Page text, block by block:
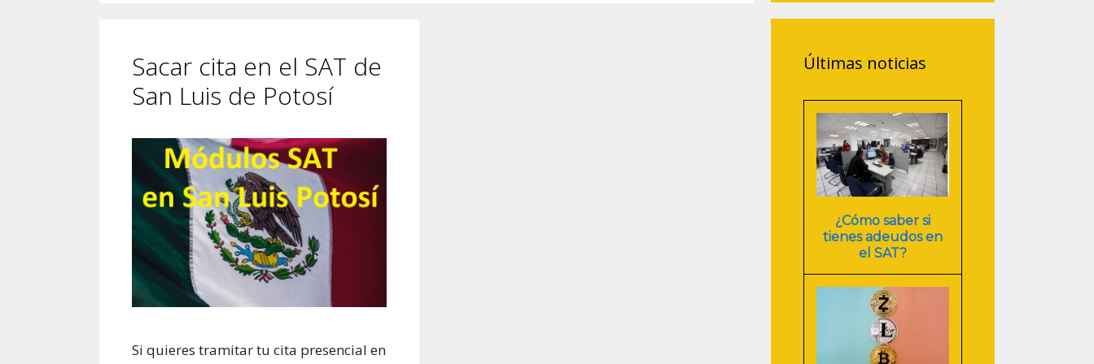
Sacar cita en el SAT de
San Luis de Potosí
Si quieres tramitar tu cita presencial en
Últimas noticias
¿Cómo saber si
tienes adeudos en
el SAT?